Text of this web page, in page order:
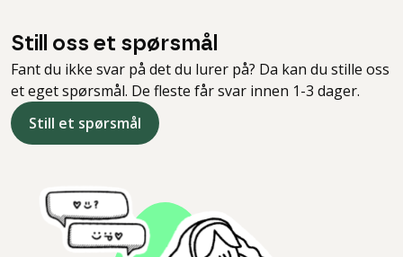
Still oss et spørsmål
Fant du ikke svar på det du lurer på? Da kan du stille oss
et eget spørsmål. De fleste får svar innen 1-3 dager.
Still et spørsmål